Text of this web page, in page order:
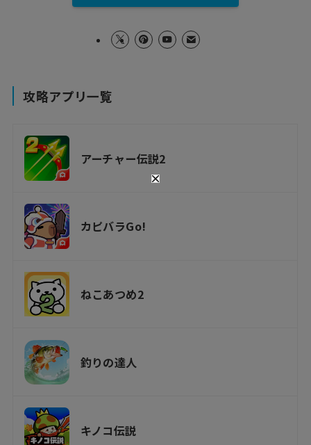
攻略アプリ一覧
アーチャー伝説2
カピバラGo!
ねこあつめ2
釣りの達人
キノコ伝説